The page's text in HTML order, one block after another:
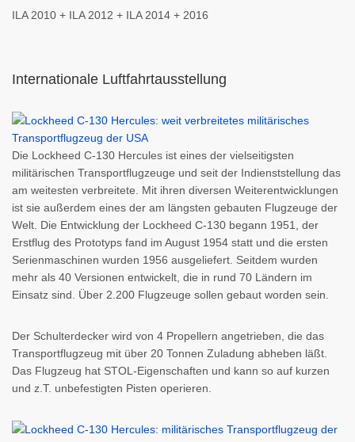
ILA 2010 + ILA 2012 + ILA 2014 + 2016
Internationale Luftfahrtausstellung
Die Lockheed C-130 Hercules ist eines der vielseitigsten
militärischen Transportflugzeuge und seit der Indienststellung das
am weitesten verbreitete. Mit ihren diversen Weiterentwicklungen
ist sie außerdem eines der am längsten gebauten Flugzeuge der
Welt. Die Entwicklung der Lockheed C-130 begann 1951, der
Erstflug des Prototyps fand im August 1954 statt und die ersten
Serienmaschinen wurden 1956 ausgeliefert. Seitdem wurden
mehr als 40 Versionen entwickelt, die in rund 70 Ländern im
Einsatz sind. Über 2.200 Flugzeuge sollen gebaut worden sein.
Der Schulterdecker wird von 4 Propellern angetrieben, die das
Transportflugzeug mit über 20 Tonnen Zuladung abheben läßt.
Das Flugzeug hat STOL-Eigenschaften und kann so auf kurzen
und z.T. unbefestigten Pisten operieren.